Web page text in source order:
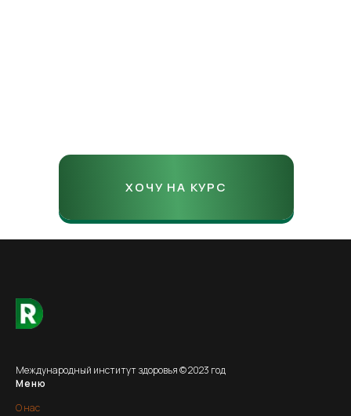
ХОЧУ НА КУРС
Международный институт здоровья © 2023 год
Меню
О нас